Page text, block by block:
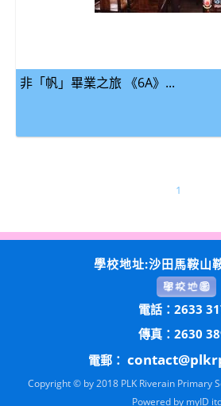
非「帆」畢業之旅 《6A》...
1
學校地址:沙田馬鞍山
電話：2633
傳真：2630
電郵：
Copyright © by 2018 PLK Riverain Primary
Powered by myID